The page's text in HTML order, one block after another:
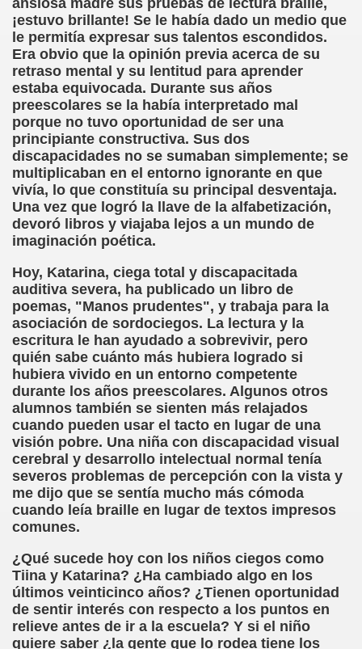
ansiosa madre sus pruebas de lectura braille,
¡estuvo brillante! Se le había dado un medio que
le permitía expresar sus talentos escondidos.
Era obvio que la opinión previa acerca de su
retraso mental y su lentitud para aprender
estaba equivocada. Durante sus años
preescolares se la había interpretado mal
porque no tuvo oportunidad de ser una
principiante constructiva. Sus dos
discapacidades no se sumaban simplemente; se
multiplicaban en el entorno ignorante en que
vivía, lo que constituía su principal desventaja.
Una vez que logró la llave de la alfabetización,
devoró libros y viajaba lejos a un mundo de
imaginación poética.
Hoy, Katarina, ciega total y discapacitada
auditiva severa, ha publicado un libro de
poemas, "Manos prudentes", y trabaja para la
asociación de sordociegos. La lectura y la
escritura le han ayudado a sobrevivir, pero
quién sabe cuánto más hubiera logrado si
hubiera vivido en un entorno competente
durante los años preescolares. Algunos otros
alumnos también se sienten más relajados
cuando pueden usar el tacto en lugar de una
visión pobre. Una niña con discapacidad visual
cerebral y desarrollo intelectual normal tenía
severos problemas de percepción con la vista y
me dijo que se sentía mucho más cómoda
cuando leía braille en lugar de textos impresos
comunes.
¿Qué sucede hoy con los niños ciegos como
Tiina y Katarina? ¿Ha cambiado algo en los
últimos veinticinco años? ¿Tienen oportunidad
de sentir interés con respecto a los puntos en
relieve antes de ir a la escuela? Y si el niño
quiere saber ¿la gente que lo rodea tiene los
Vera)
(Manuel González Otero)
Braille (María Jesús Cañamares)
2000 (Fermín Tamayo)
Hablada Colegio Santiago Apóstol ONCE Pontevedra)
Agosto 2001 (Fermín Tamayo)
(Pedro A. Zurita)
2005 (Fermín Tamayo)
2011 (Fermín Tamayo)
la Participación de las Personas Deficientes Visuales
Oliva)
la Luz (Brígida Rivas Ordóñez)
Sancho)
Jesús Sánchez Oliva)
Jesús Cañamares)
Martín Figueroa)
(César Puente Fuente)
a Louis Braille (Alberto Gil)